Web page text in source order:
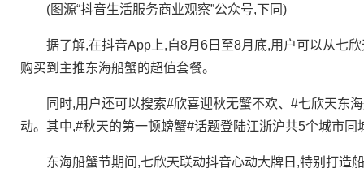
(图源“抖音生活服务商业观察”公众号,下同)
据了解,在抖音App上,自8月6日至8月底,用户可以从七欣
购买到主推东海船蟹的超值套餐。
同时,用户还可以搜索#欣喜迎秋无蟹不欢、#七欣天东海
动。其中,#秋天的第一顿螃蟹#话题登陆江浙沪共5个城市
东海船蟹节期间,七欣天联动抖音心动大牌日,特别打造